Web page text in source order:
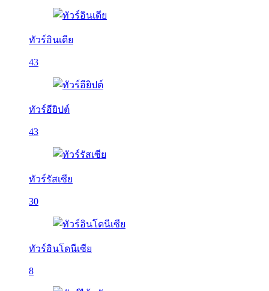
ทัวร์อินเดีย
43
ทัวร์อียิปต์
43
ทัวร์รัสเซีย
30
ทัวร์อินโดนีเซีย
8